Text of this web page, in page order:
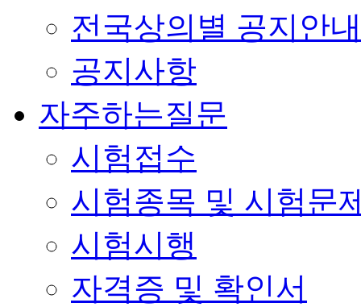
전국상의별 공지안내
공지사항
자주하는질문
시험접수
시험종목 및 시험문
시험시행
자격증 및 확인서